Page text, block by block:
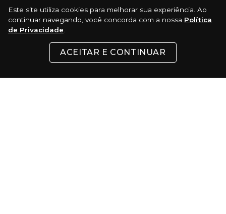
Este site utiliza cookies para melhorar sua experiência. Ao
continuar navegando, você concorda com a nossa Política
de Privacidade
ACEITAR E CONTINUAR
Com 5% de desconto
Boleto